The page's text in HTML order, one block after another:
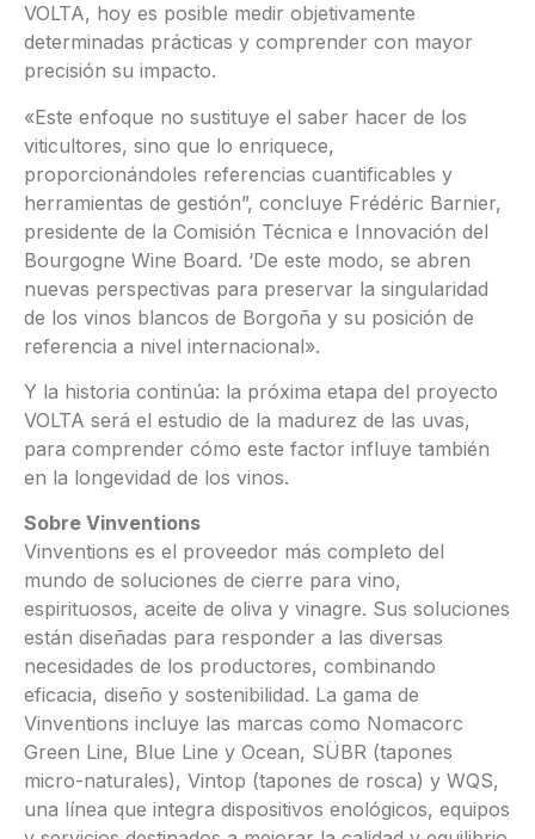
VOLTA, hoy es posible medir objetivamente
determinadas prácticas y comprender con mayor
precisión su impacto.
«Este enfoque no sustituye el saber hacer de los
viticultores, sino que lo enriquece,
proporcionándoles referencias cuantificables y
herramientas de gestión”, concluye Frédéric Barnier,
presidente de la Comisión Técnica e Innovación del
Bourgogne Wine Board. ‘De este modo, se abren
nuevas perspectivas para preservar la singularidad
de los vinos blancos de Borgoña y su posición de
referencia a nivel internacional».
Y la historia continúa: la próxima etapa del proyecto
VOLTA será el estudio de la madurez de las uvas,
para comprender cómo este factor influye también
en la longevidad de los vinos.
Sobre Vinventions
Vinventions es el proveedor más completo del
mundo de soluciones de cierre para vino,
espirituosos, aceite de oliva y vinagre. Sus soluciones
están diseñadas para responder a las diversas
necesidades de los productores, combinando
eficacia, diseño y sostenibilidad. La gama de
Vinventions incluye las marcas como Nomacorc
Green Line, Blue Line y Ocean, SÜBR (tapones
micro-naturales), Vintop (tapones de rosca) y WQS,
una línea que integra dispositivos enológicos, equipos